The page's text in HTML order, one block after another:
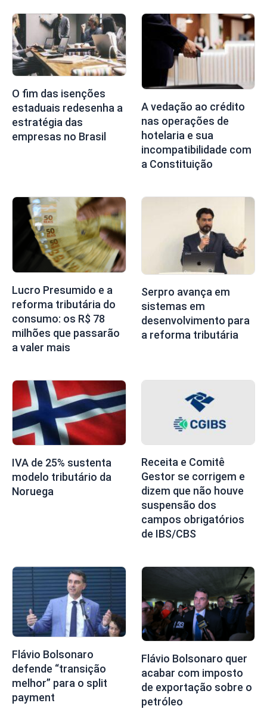
O fim das isenções
estaduais redesenha a
estratégia das
empresas no Brasil
A vedação ao crédito
nas operações de
hotelaria e sua
incompatibilidade com
a Constituição
Lucro Presumido e a
reforma tributária do
consumo: os R$ 78
milhões que passarão
a valer mais
Serpro avança em
sistemas em
desenvolvimento para
a reforma tributária
IVA de 25% sustenta
modelo tributário da
Noruega
Receita e Comitê
Gestor se corrigem e
dizem que não houve
suspensão dos
campos obrigatórios
de IBS/CBS
Flávio Bolsonaro
defende “transição
melhor” para o split
payment
Flávio Bolsonaro quer
acabar com imposto
de exportação sobre o
petróleo